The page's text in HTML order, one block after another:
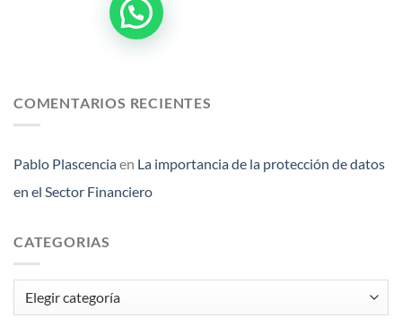
COMENTARIOS RECIENTES
Pablo Plascenciaen La importancia de la protección de datos
en el Sector Financiero
CATEGORIAS